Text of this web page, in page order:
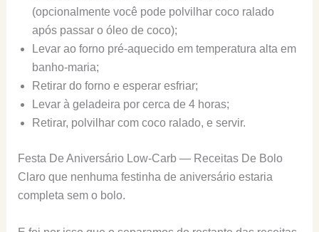
(opcionalmente você pode polvilhar coco ralado
após passar o óleo de coco);
Levar ao forno pré-aquecido em temperatura alta em
banho-maria;
Retirar do forno e esperar esfriar;
Levar à geladeira por cerca de 4 horas;
Retirar, polvilhar com coco ralado, e servir.
Festa De Aniversário Low-Carb — Receitas De Bolo
Claro que nenhuma festinha de aniversário estaria
completa sem o bolo.